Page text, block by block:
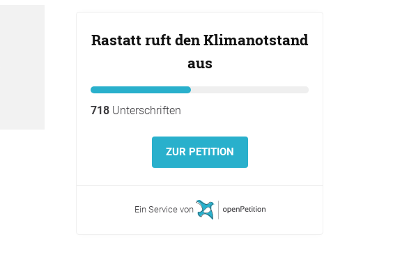
Rastatt ruft den Klimanotstand
aus
718 Unterschriften
ZUR PETITION
Ein Service von